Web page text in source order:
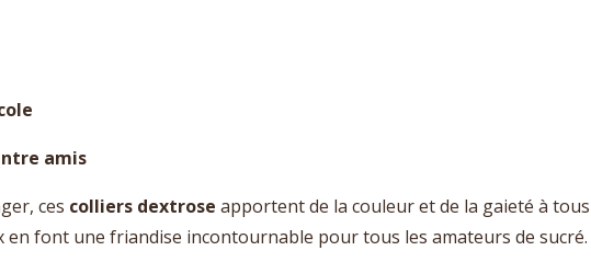
amis
ces colliers dextrose apportent de la couleur et de la gaieté à
font une friandise incontournable pour tous les amateurs de sucré.